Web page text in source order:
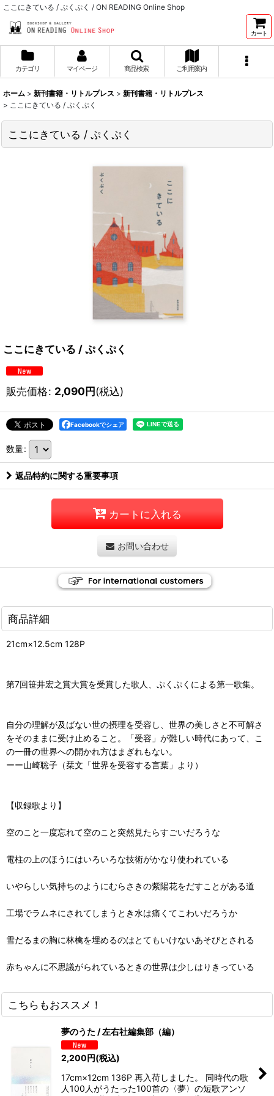
ここにきている / ぷくぷく / ON READING Online Shop
カート
カテゴリ マイページ 商品検索 ご利用案内
ホーム > 新刊書籍・リトルプレス > 新刊書籍・リトルプレス
> ここにきている / ぷくぷく
ここにきている / ぷくぷく
ここにきている / ぷくぷく
販売価格: 2,090円(税込)
Facebookでシェア
数量:
返品特約に関する重要事項
カートに入れる
お問い合わせ
商品詳細
21cm×12.5cm 128P
第7回笹井宏之賞大賞を受賞した歌人、ぷくぷくによる第一歌集。
自分の理解が及ばない世の摂理を受容し、世界の美しさと不可解さ
をそのままに受け止めること。「受容」が難しい時代にあって、こ
の一冊の世界への開かれ方はまぎれもない。
ーー山崎聡子（栞文「世界を受容する言葉」より）
【収録歌より】
空のこと一度忘れて空のこと突然見たらすごいだろうな
電柱の上のほうにはいろいろな技術がかなり使われている
いやらしい気持ちのようにむらさきの紫陽花をだすことがある道
工場でラムネにされてしまうとき水は痛くてこわいだろうか
雪だるまの胸に林檎を埋めるのはとてもいけないあそびとされる
赤ちゃんに不思議がられているときの世界は少しはりきっている
こちらもおススメ！
夢のうた / 左右社編集部（編）
2,200円(税込)
17cm×12cm 136P 再入荷しました。 同時代の歌
人100人がうたった100首の〈夢〉の短歌アンソ